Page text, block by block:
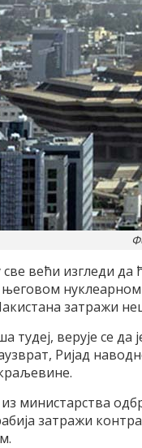
све већи изгледи
нуклеарном
затражи
тудеј, верује се да
Ријад
министарства
затражи